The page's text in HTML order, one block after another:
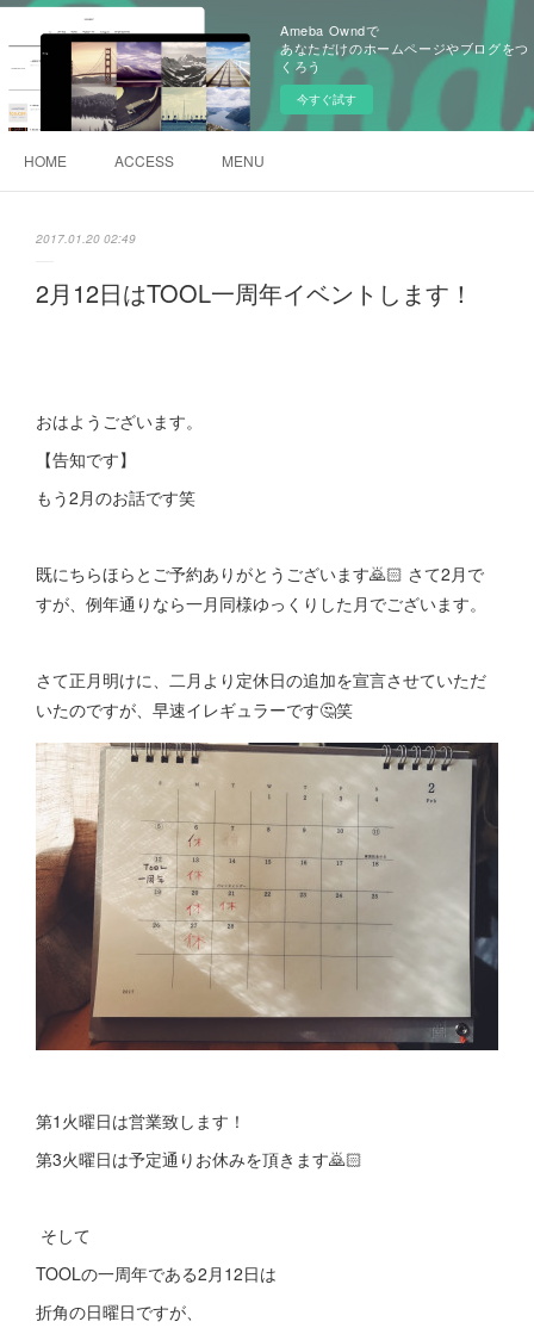
Ameba Owndで
あなただけのホームページやブログをつ
くろう
今すぐ試す
HOME ACCESS MENU
2017.01.20 02:49
2月12日はTOOL一周年イベントします！
おはようございます。
【告知です】
もう2月のお話です笑
既にちらほらとご予約ありがとうございます🙇🏻 さて2月で
すが、例年通りなら一月同様ゆっくりした月でございます。
さて正月明けに、二月より定休日の追加を宣言させていただ
いたのですが、早速イレギュラーです🤔笑
第1火曜日は営業致します！
第3火曜日は予定通りお休みを頂きます🙇🏻
そして
TOOLの一周年である2月12日は
折角の日曜日ですが、